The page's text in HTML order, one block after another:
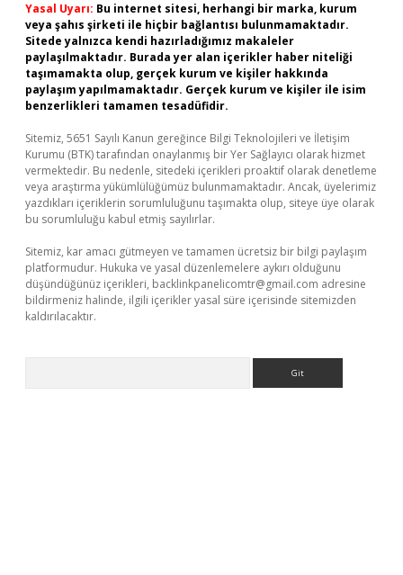
Yasal Uyarı: Bu internet sitesi, herhangi bir marka, kurum
veya şahıs şirketi ile hiçbir bağlantısı bulunmamaktadır.
Sitede yalnızca kendi hazırladığımız makaleler
paylaşılmaktadır. Burada yer alan içerikler haber niteliği
taşımamakta olup, gerçek kurum ve kişiler hakkında
paylaşım yapılmamaktadır. Gerçek kurum ve kişiler ile isim
benzerlikleri tamamen tesadüfidir.
Sitemiz, 5651 Sayılı Kanun gereğince Bilgi Teknolojileri ve İletişim
Kurumu (BTK) tarafından onaylanmış bir Yer Sağlayıcı olarak hizmet
vermektedir. Bu nedenle, sitedeki içerikleri proaktif olarak denetleme
veya araştırma yükümlülüğümüz bulunmamaktadır. Ancak, üyelerimiz
yazdıkları içeriklerin sorumluluğunu taşımakta olup, siteye üye olarak
bu sorumluluğu kabul etmiş sayılırlar.
Sitemiz, kar amacı gütmeyen ve tamamen ücretsiz bir bilgi paylaşım
platformudur. Hukuka ve yasal düzenlemelere aykırı olduğunu
düşündüğünüz içerikleri, backlinkpanelicomtr@gmail.com adresine
bildirmeniz halinde, ilgili içerikler yasal süre içerisinde sitemizden
kaldırılacaktır.